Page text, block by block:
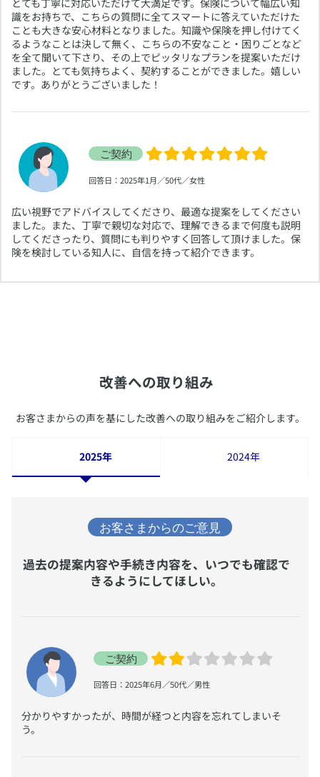
​とても丁寧に対応いただけて大満足です。保険について幅広い知
識をお持ちで、こちらの質問に全てスマートに答えていただけた
ことも大きな安心材料となりました。知識や保険を押し付けてく
るようなことは決して無く、こちらの不安なこと・困りごとなど
を全て聞いて下さり、その上でピッタリなプランを提案いただけ
ました。とても気持ちよく、契約することができました。嬉しい
です。ありがとうございました！
​回答日：2025年1月／50代／女性
​広い視野でアドバイスしてくださり、最適な提案をしてください
ました。また、丁寧で親切な対応で、理解できるまで何度も説明
してくださったり、質問にも判りやすく回答して頂けました。保
険を検討している知人に、自信を持って紹介できます。
​改善への取り組み
​お客さまからの声を基にした改善への取り組みをご紹介します。
2025年 2024年
​過去の提案内容や手続き内容を、いつでも確認で
きるようにしてほしい。
​回答日：2025年6月／50代／男性
​分かりやすかったが、時間が経つと内容を忘れてしまいそ
う。